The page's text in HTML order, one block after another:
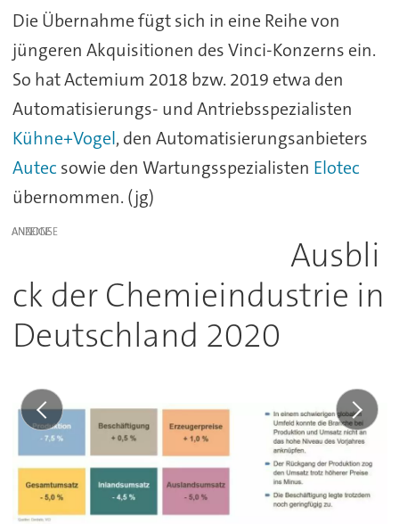
Die Übernahme fügt sich in eine Reihe von
jüngeren Akquisitionen des Vinci-Konzerns ein.
So hat Actemium 2018 bzw. 2019 etwa den
Automatisierungs- und Antriebsspezialisten
Kühne+Vogel, den Automatisierungsanbieters
Autec sowie den Wartungsspezialisten Elotec
übernommen. (jg)
ANZEIGE
Ausbli
ck der Chemieindustrie in
Deutschland 2020